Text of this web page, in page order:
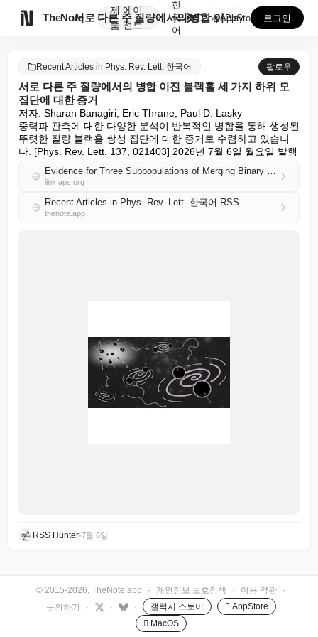
TheNote
제
품
에이
전트
서로 다른 주 질량에서의 병합 이진 블랙홀 세 가지 하...
한
국
어
GooglePlay
AppStore 로그인
Recent Articles in Phys. Rev. Lett. 한국어 팔로우
서로 다른 주 질량에서의 병합 이진 블랙홀 세 가지 하위 모
집단에 대한 증거
저자: Sharan Banagiri, Eric Thrane, Paul D. Lasky
중력파 관측에 대한 다양한 분석이 반복적인 병합을 통해 생성된
뚜렷한 질량 블랙홀 쌍성 집단에 대한 증거로 수렴하고 있습니
다. [Phys. Rev. Lett. 137, 021403] 2026년 7월 6일 월요일 발행
Evidence for Three Subpopulations of Merging Binary Black Holes at Different Primary Masses
link.aps.org
Recent Articles in Phys. Rev. Lett. 한국어 RSS
thenote.app
RSS Hunter•7월 6일
© 2015-2026, TheNote.app · 개인정보 보호정책 · 이용 약관
·
문의하기
· · · 갤럭시 스토어
 AppStore
 MacOS